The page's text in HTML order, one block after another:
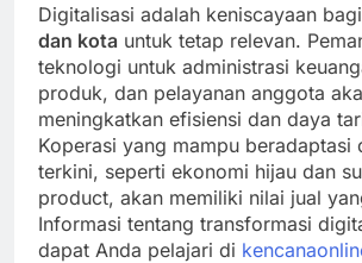
Digitalisasi adalah keniscayaan bagi
dan kota untuk tetap relevan.
teknologi untuk administrasi
produk, dan pelayanan anggota
meningkatkan efisiensi dan daya
Koperasi yang mampu beradaptasi
terkini, seperti ekonomi hijau dan
product, akan memiliki nilai jual
Informasi tentang transformasi
dapat Anda pelajari di